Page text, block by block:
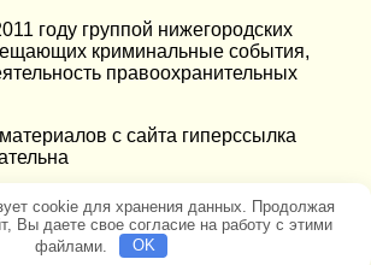
году группой нижегородских
криминальные события,
правоохранительных
c сайта гиперссылка
cookie для хранения данных. Продолжая
Вы даете свое согласие на работу с этими
файлами.
OK